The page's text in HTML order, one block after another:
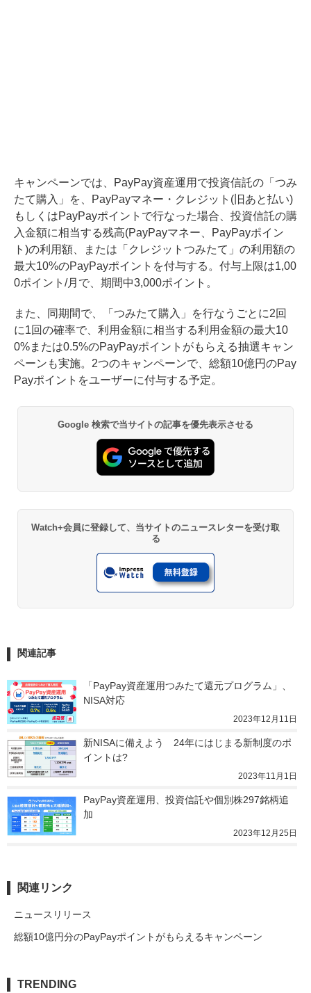
キャンペーンでは、PayPay資産運用で投資信託の「つみ
たて購入」を、PayPayマネー・クレジット(旧あと払い)
もしくはPayPayポイントで行なった場合、投資信託の購
入金額に相当する残高(PayPayマネー、PayPayポイン
ト)の利用額、または「クレジットつみたて」の利用額の
最大10%のPayPayポイントを付与する。付与上限は1,00
0ポイント/月で、期間中3,000ポイント。
また、同期間で、「つみたて購入」を行なうごとに2回
に1回の確率で、利用金額に相当する利用金額の最大10
0%または0.5%のPayPayポイントがもらえる抽選キャン
ペーンも実施。2つのキャンペーンで、総額10億円のPay
Payポイントをユーザーに付与する予定。
Google 検索で当サイトの記事を優先表示させる
Watch+会員に登録して、当サイトのニュースレターを受け取
る
関連記事
「PayPay資産運用つみたて還元プログラム」、
NISA対応
2023年12月11日
新NISAに備えよう　24年にはじまる新制度のポ
イントは?
2023年11月1日
PayPay資産運用、投資信託や個別株297銘柄追
加
2023年12月25日
関連リンク
ニュースリリース
総額10億円分のPayPayポイントがもらえるキャンペーン
TRENDING